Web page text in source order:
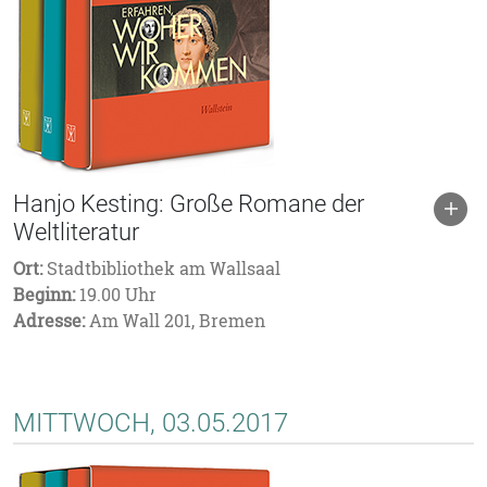
Hanjo Kesting: Große Romane der
Weltliteratur
Ort:Stadtbibliothek am Wallsaal
Beginn:19.00 Uhr
Adresse:Am Wall 201, Bremen
MITTWOCH, 03.05.2017